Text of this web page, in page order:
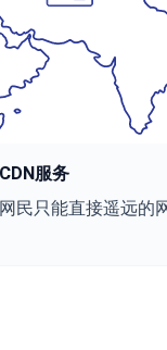
服务
民只能直接遥远的